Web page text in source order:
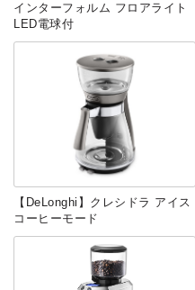
インターフォルム フロアライト
LED電球付
【DeLonghi】クレシドラ アイス
コーヒーモード